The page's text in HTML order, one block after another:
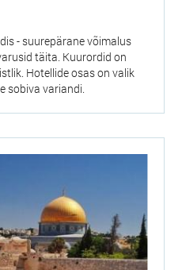
- suurepärane võimalus
täita. Kuurordid on
Hotellide osas on valik
sobiva variandi.